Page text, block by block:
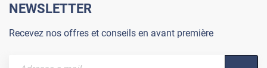
NEWSLETTER
Recevez nos offres et conseils en avant première